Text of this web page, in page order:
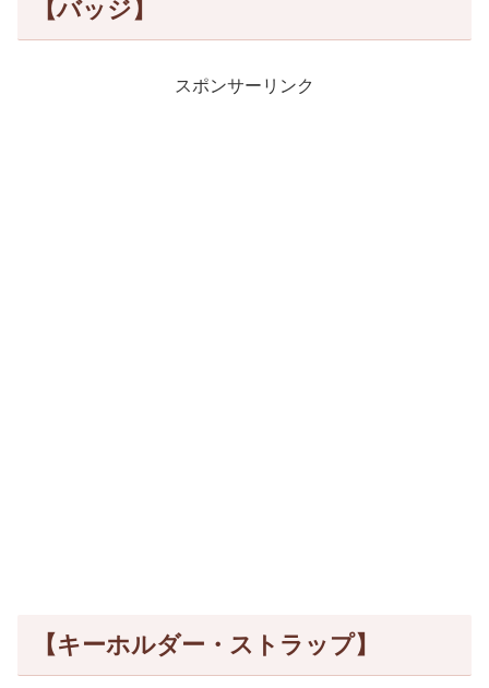
【バッジ】
スポンサーリンク
【キーホルダー・ストラップ】